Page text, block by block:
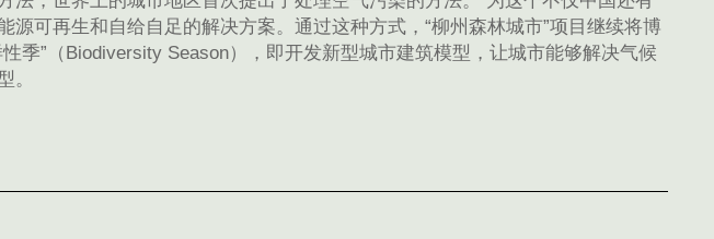
可再生和自给自足的解决方案。通过这种方式，“柳州森林城市”项目继续将博
季”（Biodiversity Season），即开发新型城市建筑模型，让城市能够解决气候
。